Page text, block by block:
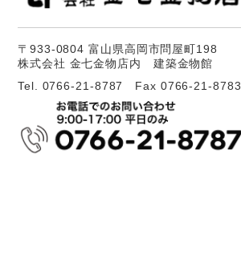
〒933-0804 富山県高岡市問屋町198
株式会社 金七金物店内 建築金物館
Tel. 0766-21-8787 Fax 0766-21-8783